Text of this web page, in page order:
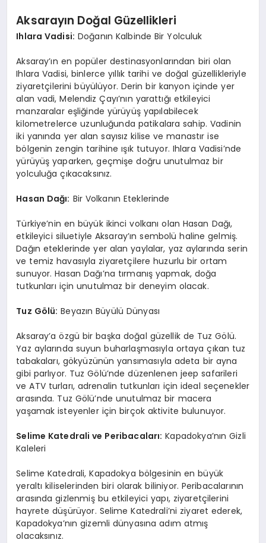
Aksarayın Doğal Güzellikleri
Ihlara Vadisi: Doğanın Kalbinde Bir Yolculuk
Aksaray’ın en popüler destinasyonlarından biri olan
Ihlara Vadisi, binlerce yıllık tarihi ve doğal güzellikleriyle
ziyaretçilerini büyülüyor. Derin bir kanyon içinde yer
alan vadi, Melendiz Çayı’nın yarattığı etkileyici
manzaralar eşliğinde yürüyüş yapılabilecek
kilometrelerce uzunluğunda patikalara sahip. Vadinin
iki yanında yer alan sayısız kilise ve manastır ise
bölgenin zengin tarihine ışık tutuyor. Ihlara Vadisi’nde
yürüyüş yaparken, geçmişe doğru unutulmaz bir
yolculuğa çıkacaksınız.
Hasan Dağı: Bir Volkanın Eteklerinde
Türkiye’nin en büyük ikinci volkanı olan Hasan Dağı,
etkileyici siluetiyle Aksaray’ın sembolü haline gelmiş.
Dağın eteklerinde yer alan yaylalar, yaz aylarında serin
ve temiz havasıyla ziyaretçilere huzurlu bir ortam
sunuyor. Hasan Dağı’na tırmanış yapmak, doğa
tutkunları için unutulmaz bir deneyim olacak.
Tuz Gölü: Beyazın Büyülü Dünyası
Aksaray’a özgü bir başka doğal güzellik de Tuz Gölü.
Yaz aylarında suyun buharlaşmasıyla ortaya çıkan tuz
tabakaları, gökyüzünün yansımasıyla adeta bir ayna
gibi parlıyor. Tuz Gölü’nde düzenlenen jeep safarileri
ve ATV turları, adrenalin tutkunları için ideal seçenekler
arasında. Tuz Gölü’nde unutulmaz bir macera
yaşamak isteyenler için birçok aktivite bulunuyor.
Selime Katedrali ve Peribacaları: Kapadokya’nın Gizli
Kaleleri
Selime Katedrali, Kapadokya bölgesinin en büyük
yeraltı kiliselerinden biri olarak biliniyor. Peribacalarının
arasında gizlenmiş bu etkileyici yapı, ziyaretçilerini
hayrete düşürüyor. Selime Katedrali’ni ziyaret ederek,
Kapadokya’nın gizemli dünyasına adım atmış
olacaksınız.